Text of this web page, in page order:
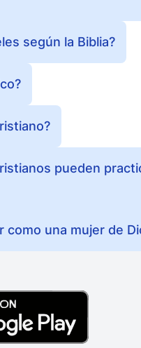
según la Biblia?
pueden
como una mujer de